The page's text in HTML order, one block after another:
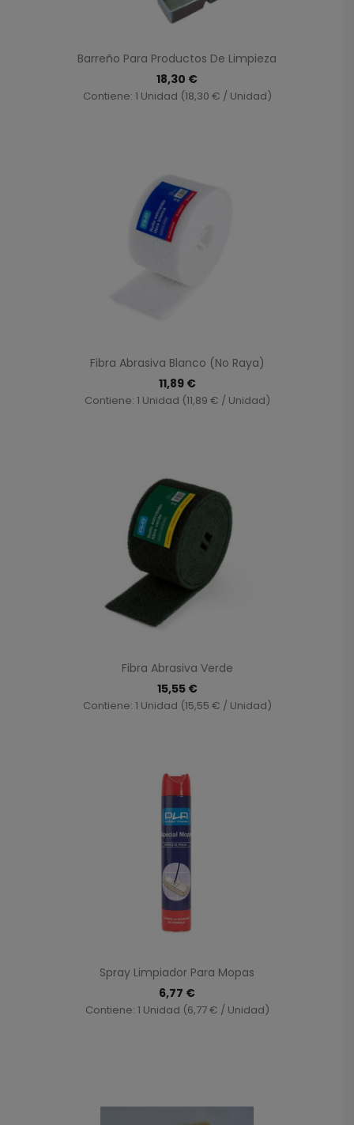
Barreño Para Productos De Limpieza
18,30 €
Contiene: 1 Unidad (18,30 € / Unidad)
Fibra Abrasiva Blanco (no Raya)
11,89 €
Contiene: 1 Unidad (11,89 € / Unidad)
Fibra Abrasiva Verde
15,55 €
Contiene: 1 Unidad (15,55 € / Unidad)
Spray Limpiador Para Mopas
6,77 €
Contiene: 1 Unidad (6,77 € / Unidad)